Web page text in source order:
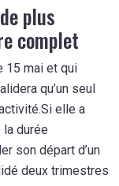
plus
complet
15 mai et qui
qu’un seul
elle a
durée
son départ d’un
deux trimestres